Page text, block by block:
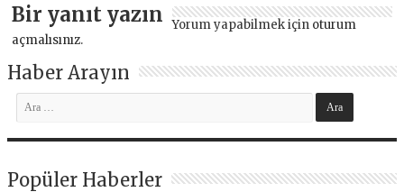
Bir yanıt yazın Yorum yapabilmek için oturum
açmalısınız.
Haber Arayın
Popüler Haberler